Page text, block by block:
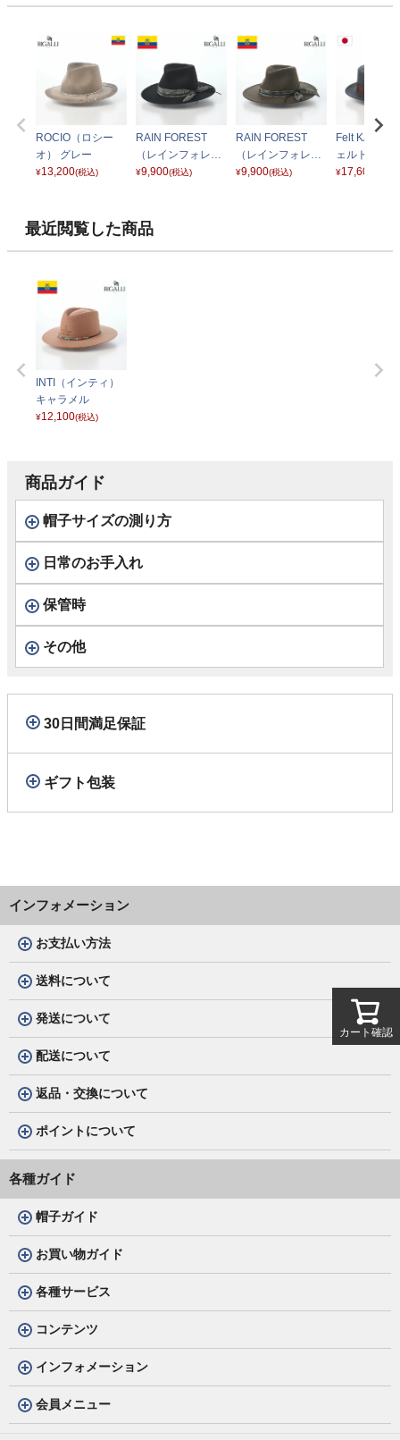
ROCIO（ロシー
オ） グレー
¥13,200(税込)
RAIN FOREST
（レインフォレス
ト） ブラック
¥9,900(税込)
RAIN FOREST
（レインフォレス
ト） モス
¥9,900(税込)
Felt
ェルトカン
グレー
¥17,600
最近閲覧した商品
INTI（インティ）
キャラメル
¥12,100(税込)
商品ガイド
帽子サイズの測り方
日常のお手入れ
保管時
その他
30日間満足保証
ギフト包装
インフォメーション
お支払い方法
送料について
発送について
配送について
返品・交換について
ポイントについて
各種ガイド
帽子ガイド
お買い物ガイド
各種サービス
コンテンツ
インフォメーション
会員メニュー
カート確認